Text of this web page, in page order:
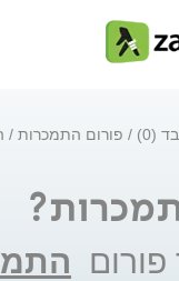
(0) פורום התמכרות
פורום